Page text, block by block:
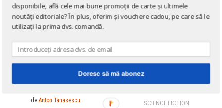
Linii de univers
de Anton Tanasescu SCIENCE FICTION
disponibile, află cele mai bune promoții de carte și ultimele
noutăți editoriale? În plus, oferim și vouchere cadou, pe care să le
utilizați la prima dvs. comandă.
Doresc să mă abonez